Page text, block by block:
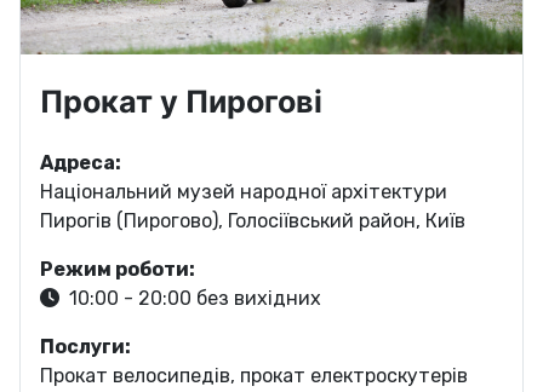
Прокат у Пирогові
Адреса:
Національний музей народної архітектури
Пирогів (Пирогово), Голосіївський район, Київ
Режим роботи:
10:00 - 20:00 без вихідних
Послуги:
Прокат велосипедів, прокат електроскутерів